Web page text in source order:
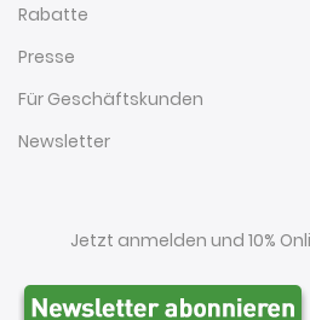
Rabatte
Presse
Für Geschäftskunden
Newsletter
Jetzt anmelden und 10%